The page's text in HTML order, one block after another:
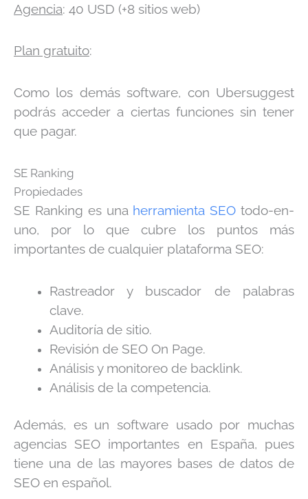
Agencia: 40 USD (+8 sitios web)
Plan gratuito:
Como los demás software, con Ubersuggest
podrás acceder a ciertas funciones sin tener
que pagar.
SE Ranking
Propiedades
SE Ranking es una herramienta SEO todo-en-
uno, por lo que cubre los puntos más
importantes de cualquier plataforma SEO:
Rastreador y buscador de palabras
clave.
Auditoría de sitio.
Revisión de SEO On Page.
Análisis y monitoreo de backlink.
Análisis de la competencia.
Además, es un software usado por muchas
agencias SEO importantes en España, pues
tiene una de las mayores bases de datos de
SEO en español.